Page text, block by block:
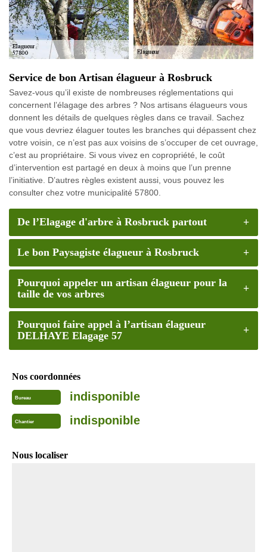
Service de bon Artisan élagueur à Rosbruck
Savez-vous qu’il existe de nombreuses réglementations qui
concernent l’élagage des arbres ? Nos artisans élagueurs vous
donnent les détails de quelques règles dans ce travail. Sachez
que vous devriez élaguer toutes les branches qui dépassent chez
votre voisin, ce n’est pas aux voisins de s’occuper de cet ouvrage,
c’est au propriétaire. Si vous vivez en copropriété, le coût
d’intervention est partagé en deux à moins que l’un prenne
l’initiative. D’autres règles existent aussi, vous pouvez les
consulter chez votre municipalité 57800.
De l’Elagage d'arbre à Rosbruck partout
Le bon Paysagiste élagueur à Rosbruck
Pourquoi appeler un artisan élagueur pour la
taille de vos arbres
Pourquoi faire appel à l’artisan élagueur
DELHAYE Elagage 57
Nos coordonnées
Bureau indisponible
Chantier indisponible
Nous localiser